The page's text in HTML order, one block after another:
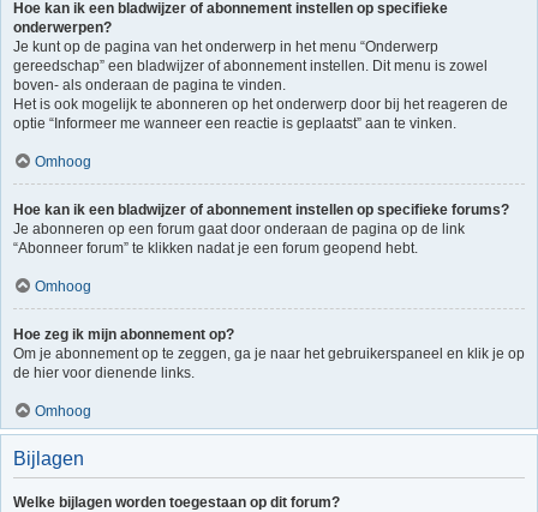
Hoe kan ik een bladwijzer of abonnement instellen op specifieke
onderwerpen?
Je kunt op de pagina van het onderwerp in het menu “Onderwerp
gereedschap” een bladwijzer of abonnement instellen. Dit menu is zowel
boven- als onderaan de pagina te vinden.
Het is ook mogelijk te abonneren op het onderwerp door bij het reageren de
optie “Informeer me wanneer een reactie is geplaatst” aan te vinken.
Omhoog
Hoe kan ik een bladwijzer of abonnement instellen op specifieke forums?
Je abonneren op een forum gaat door onderaan de pagina op de link
“Abonneer forum” te klikken nadat je een forum geopend hebt.
Omhoog
Hoe zeg ik mijn abonnement op?
Om je abonnement op te zeggen, ga je naar het gebruikerspaneel en klik je op
de hier voor dienende links.
Omhoog
Bijlagen
Welke bijlagen worden toegestaan op dit forum?